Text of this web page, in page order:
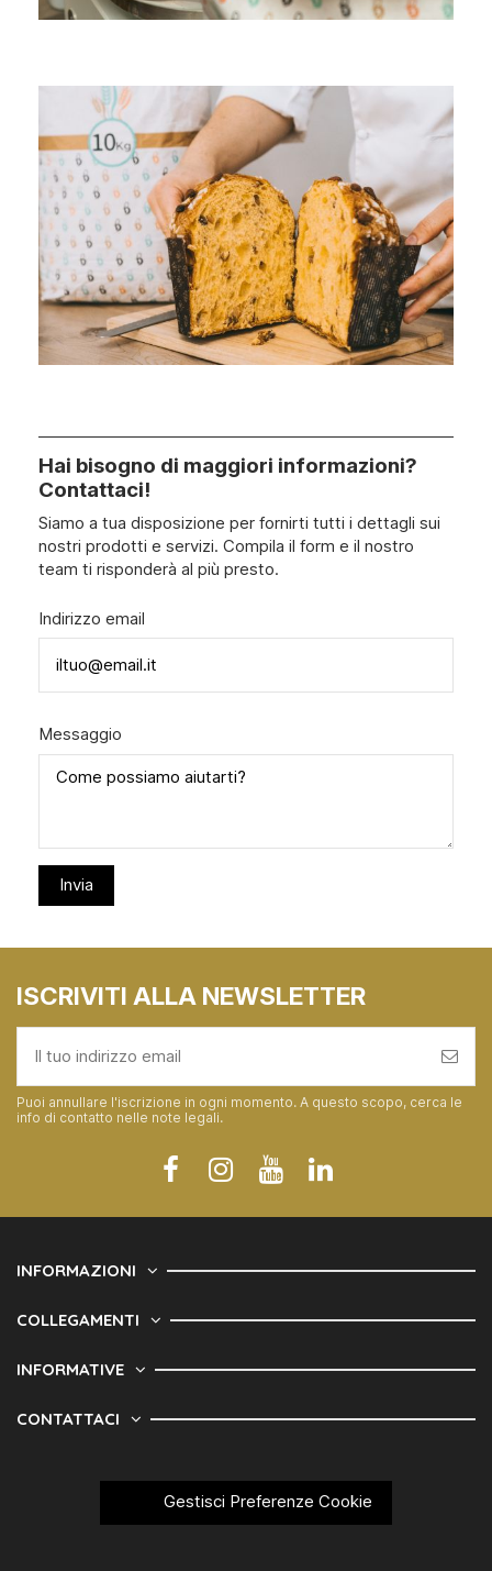
Hai bisogno di maggiori informazioni?
Contattaci!
Siamo a tua disposizione per fornirti tutti i dettagli sui
nostri prodotti e servizi. Compila il form e il nostro
team ti risponderà al più presto.
Indirizzo email
Messaggio
ISCRIVITI ALLA NEWSLETTER
Puoi annullare l'iscrizione in ogni momento. A questo scopo, cerca le
info di contatto nelle note legali.
INFORMAZIONI
COLLEGAMENTI
INFORMATIVE
CONTATTACI
Gestisci Preferenze Cookie